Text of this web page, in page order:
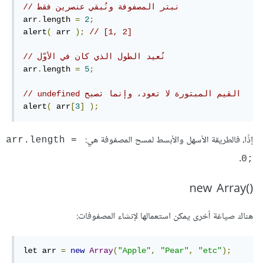
// نبتر المصفوفة ونُبقي عنصرين فقط
arr. length = 2;
alert( arr ); // [1, 2]
// نُعيد الطول الذي كان في الأوّل
arr. length = 5;
// undefined القيم المبتورة لا تعود، وإنما تصبح
alert( arr [3] );
إذًا، فالطريقة الأسهل والأبسط لمسح المصفوفة هي:
arr.length =
0;‎
.
new Array()‎
هناك صياغة أخرى يمكن استعمالها لإنشاء المصفوفات:
let arr = new Array( "Apple", "Pear", "etc");